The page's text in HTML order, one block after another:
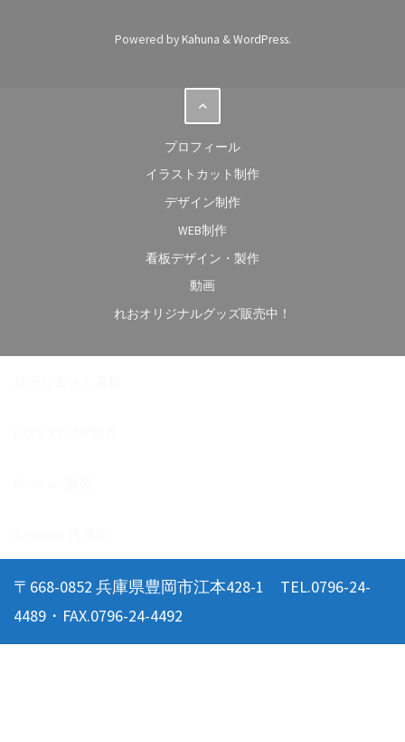
Powered byKahuna &WordPress.
プロフィール
イラストカット制作
デザイン制作
WEB制作
看板デザイン・製作
動画
れおオリジナルグッズ販売中！
〒668-0852 兵庫県豊岡市江本428-1 TEL.0796-24-
4489・FAX.0796-24-4492